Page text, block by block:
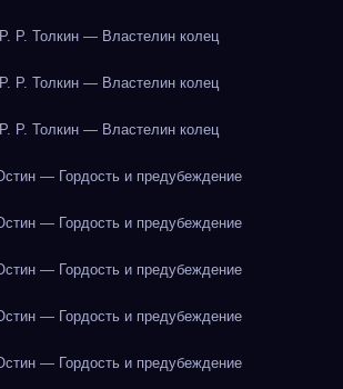
Р. Толкин — Властелин колец
Р. Толкин — Властелин колец
Р. Толкин — Властелин колец
— Гордость и предубеждение
— Гордость и предубеждение
— Гордость и предубеждение
— Гордость и предубеждение
— Гордость и предубеждение